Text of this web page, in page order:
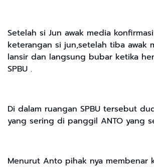
Setelah si Jun awak media
keterangan si jun,setelah tiba awak
lansir dan langsung bubar ketika
SPBU .
Di dalam ruangan SPBU tersebut
yang sering di panggil ANTO yang
Menurut Anto pihak nya membenar